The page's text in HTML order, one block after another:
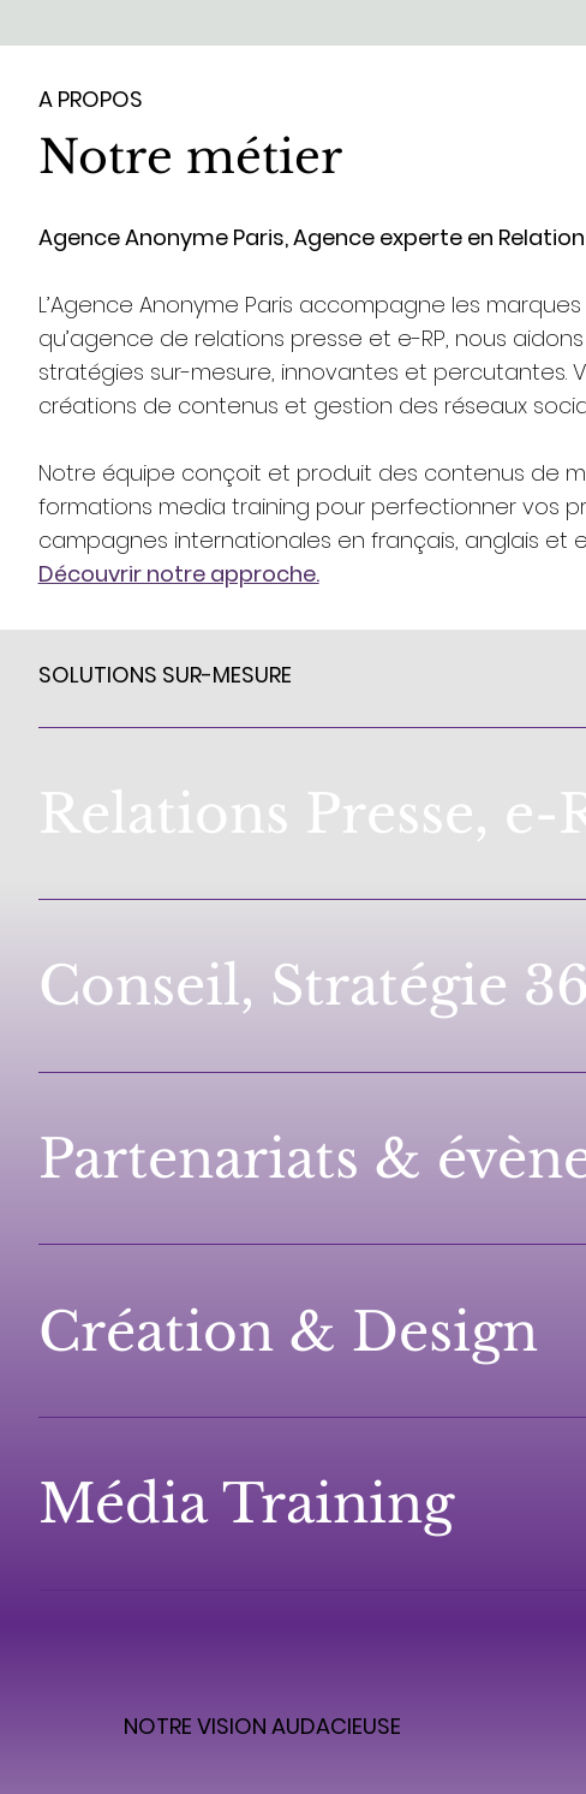
A PROPOS
Notre métier
Agence Anonyme Paris, Agence experte en
L’Agence Anonyme Paris accompagne les
qu’agence de relations presse et e-RP, nous
stratégies sur-mesure, innovantes et percutantes.
créations de contenus et gestion des réseaux
Notre équipe conçoit et produit des contenus de
formations media training pour perfectionner vos
campagnes internationales en français, anglais
Découvrir notre approche.
SOLUTIONS SUR-MESURE
Relations Presse, e-
Conseil, Stratégie
Partenariats &
Création & Design
Média Training
NOTRE VISION AUDACIEUSE